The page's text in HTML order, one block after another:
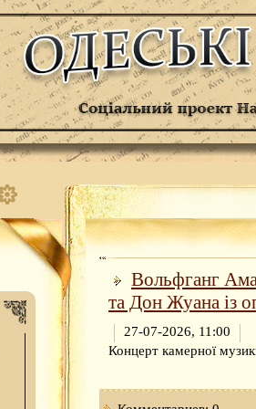
Вольфганг
та Дон Жуана із
27-07-2026, 11:00
Концерт камерної